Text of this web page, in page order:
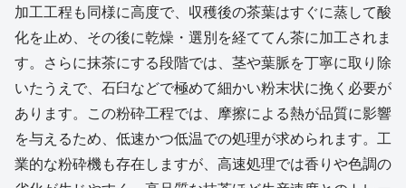
加工工程も同様に高度で、収穫後の茶葉はすぐに蒸して酸
化を止め、その後に乾燥・選別を経ててん茶に加工されま
す。さらに抹茶にする段階では、茎や葉脈を丁寧に取り除
いたうえで、石臼などで極めて細かい粉末状に挽く必要が
あります。この粉砕工程では、摩擦による熱が品質に影響
を与えるため、低速かつ低温での処理が求められます。工
業的な粉砕機も存在しますが、高速処理では香りや色調の